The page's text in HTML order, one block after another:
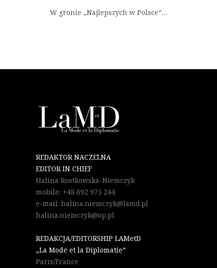
W gronie „Najlepszych w Polsce”…
REDAKTOR NACZELNA
EDITOR IN CHIEF
Halina Rostkowska-Niemczyk
mobile: +48 692 975 244
e-mail: halina.niemczyk@lamd.pl
halina.niemczyk@op.pl
REDAKCJA/EDITORSHIP LAMetD
„La Mode et la Diplomatie”
Paris/France